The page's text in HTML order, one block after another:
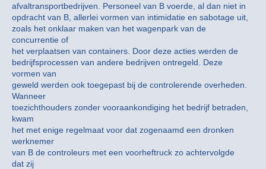
afvaltransportbedrijven. Personeel van B voerde, al dan niet in
opdracht van B, allerlei vormen van intimidatie en sabotage uit,
zoals het onklaar maken van het wagenpark van de
concurrentie of
het verplaatsen van containers. Door deze acties werden de
bedrijfsprocessen van andere bedrijven ontregeld. Deze
vormen van
geweld werden ook toegepast bij de controlerende overheden.
Wanneer
toezichthouders zonder vooraankondiging het bedrijf betraden,
kwam
het met enige regelmaat voor dat zogenaamd een dronken
werknemer
van B de controleurs met een voorheftruck zo achtervolgde
dat zij